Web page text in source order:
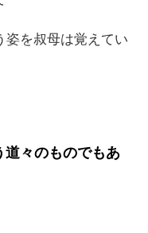
姿を叔母は覚えてい
道々のものでもあ